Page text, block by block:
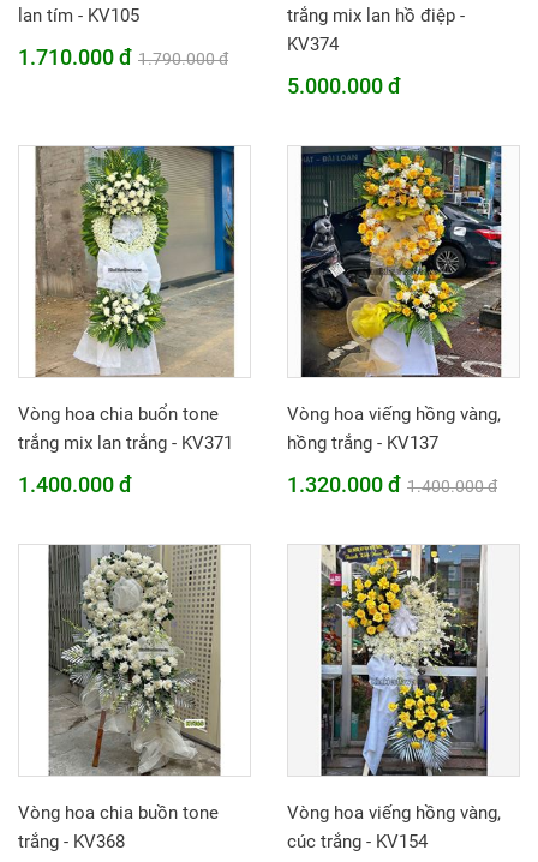
lan tím - KV105
1.710.000 đ 1.790.000 đ
trắng mix lan hồ điệp -
KV374
5.000.000 đ
Vòng hoa chia buổn tone
trắng mix lan trắng - KV371
1.400.000 đ
Vòng hoa viếng hồng vàng,
hồng trắng - KV137
1.320.000 đ 1.400.000 đ
Vòng hoa chia buồn tone
trắng - KV368
Vòng hoa viếng hồng vàng,
cúc trắng - KV154